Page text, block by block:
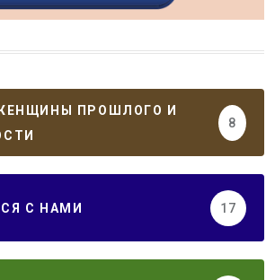
ПРОШЛОГО И
8
С НАМИ 17